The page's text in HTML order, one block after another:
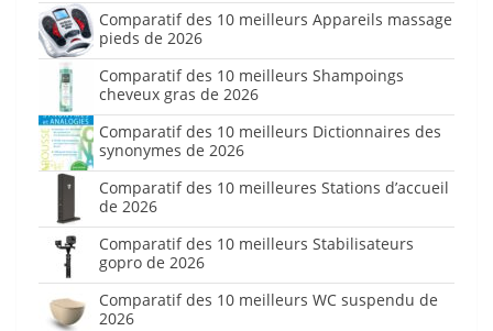
Comparatif des 10 meilleurs Appareils massage
pieds de 2026
Comparatif des 10 meilleurs Shampoings
cheveux gras de 2026
Comparatif des 10 meilleurs Dictionnaires des
synonymes de 2026
Comparatif des 10 meilleures Stations d’accueil
de 2026
Comparatif des 10 meilleurs Stabilisateurs
gopro de 2026
Comparatif des 10 meilleurs WC suspendu de
2026